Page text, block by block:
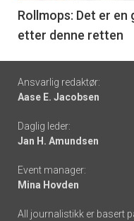
6
Rollmops: Det er
etter denne retten
Footer
-
links
Ansvarlig redaktør:
Aase E. Jacobsen
Daglig leder:
Jan H. Amundsen
Event manager:
Mina Hovden
All journalistikk er basert